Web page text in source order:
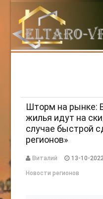
АВТОРИЗАЦИЯ НА
НОВОСТИ СЕГОДНЯ
Шторм на рынке:
жилья идут на
случае быстрой
регионов»
Виталий 13-10-
Новости регионов